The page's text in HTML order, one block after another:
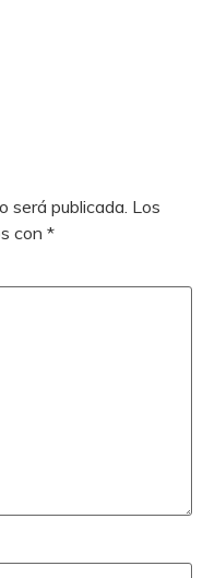
será publicada. Los
con *